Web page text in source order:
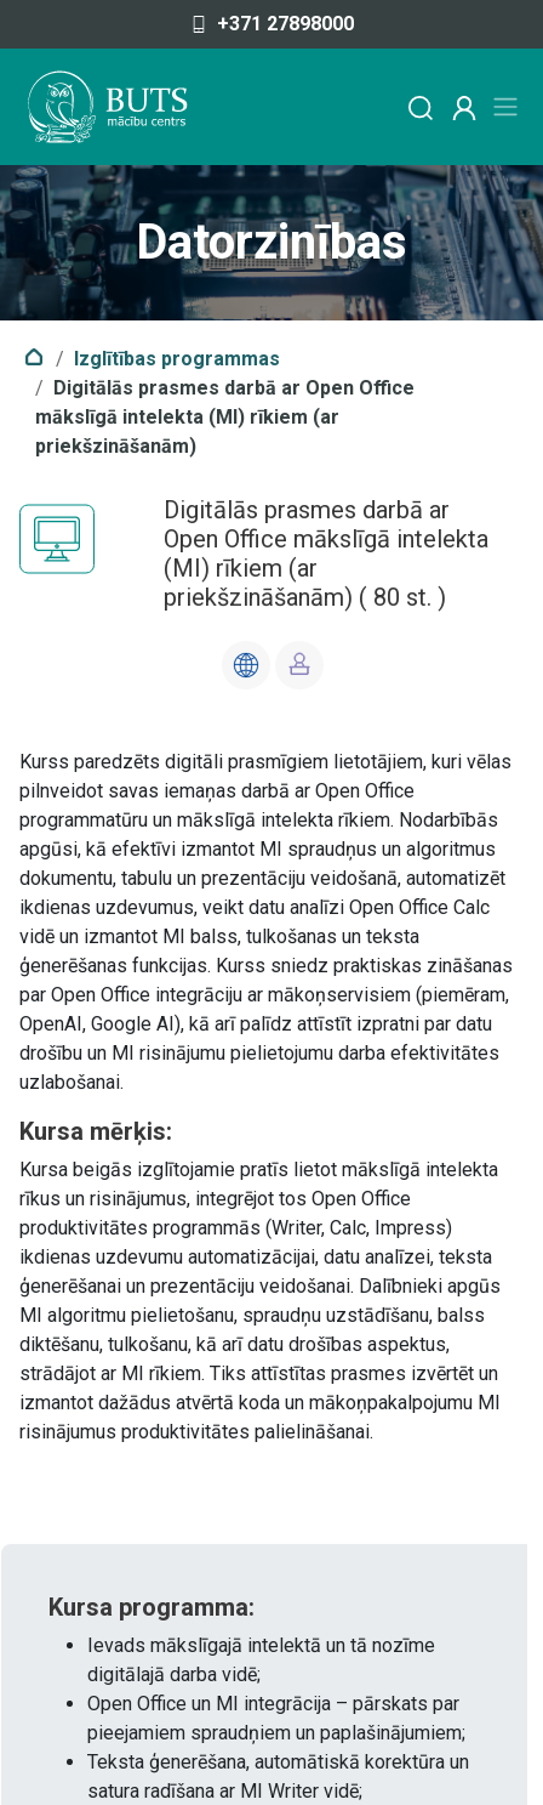
+371 27898000
Datorzinības
Izglītības programmas
Digitālās prasmes darbā ar Open Office
mākslīgā intelekta (MI) rīkiem (ar
priekšzināšanām)
Digitālās prasmes darbā ar
Open Office mākslīgā intelekta
(MI) rīkiem (ar
priekšzināšanām) ( 80 st. )
Kurss paredzēts digitāli prasmīgiem lietotājiem, kuri vēlas
pilnveidot savas iemaņas darbā ar Open Office
programmatūru un mākslīgā intelekta rīkiem. Nodarbībās
apgūsi, kā efektīvi izmantot MI spraudņus un algoritmus
dokumentu, tabulu un prezentāciju veidošanā, automatizēt
ikdienas uzdevumus, veikt datu analīzi Open Office Calc
vidē un izmantot MI balss, tulkošanas un teksta
ģenerēšanas funkcijas. Kurss sniedz praktiskas zināšanas
par Open Office integrāciju ar mākoņservisiem (piemēram,
OpenAI, Google AI), kā arī palīdz attīstīt izpratni par datu
drošību un MI risinājumu pielietojumu darba efektivitātes
uzlabošanai.
Kursa mērķis:
Kursa beigās izglītojamie pratīs lietot mākslīgā intelekta
rīkus un risinājumus, integrējot tos Open Office
produktivitātes programmās (Writer, Calc, Impress)
ikdienas uzdevumu automatizācijai, datu analīzei, teksta
ģenerēšanai un prezentāciju veidošanai. Dalībnieki apgūs
MI algoritmu pielietošanu, spraudņu uzstādīšanu, balss
diktēšanu, tulkošanu, kā arī datu drošības aspektus,
strādājot ar MI rīkiem. Tiks attīstītas prasmes izvērtēt un
izmantot dažādus atvērtā koda un mākoņpakalpojumu MI
risinājumus produktivitātes palielināšanai.
Kursa programma:
Ievads mākslīgajā intelektā un tā nozīme
digitālajā darba vidē;
Open Office un MI integrācija – pārskats par
pieejamiem spraudņiem un paplašinājumiem;
Teksta ģenerēšana, automātiskā korektūra un
satura radīšana ar MI Writer vidē;